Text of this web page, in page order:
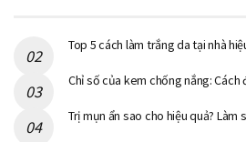
Top 5 cách làm trắng da tại nhà
Chỉ số của kem chống nắng:
Trị mụn ẩn sao cho hiệu quả? Làm